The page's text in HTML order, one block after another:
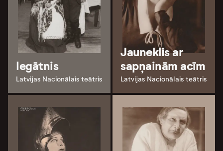
Iegātnis
Latvijas Nacionālais teātris
Jauneklis ar
sapņainām acīm
Latvijas Nacionālais teātris